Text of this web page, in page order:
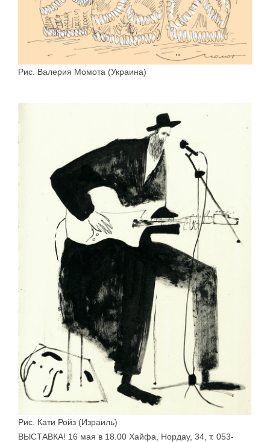
Рис. Валерия Момота (Украина)
Рис. Кати Ройз (Израиль)
ВЫСТАВКА! 16 мая в 18.00 Хайфа, Нордау, 34, т. 053-